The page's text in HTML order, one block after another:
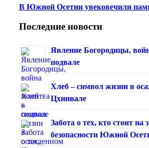
В Южной Осетии увековечили
Последние новости
Явление Богородицы,
подвале
Хлеб – символ жизни в
Цхинвале
Забота о тех, кто стоит на
безопасности Южной